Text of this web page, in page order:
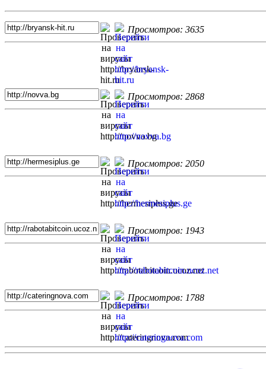
Просмотров: 3635
Просмотров: 2868
Просмотров: 2050
Просмотров: 1943
Просмотров: 1788